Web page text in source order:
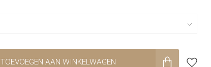
TOEVOEGEN AAN WINKELWAGEN